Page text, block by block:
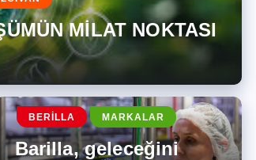
MİLAT NOKTASI
BERILLA MARKALAR
Barilla, geleceğini